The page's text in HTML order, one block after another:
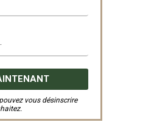
vous désinscrire